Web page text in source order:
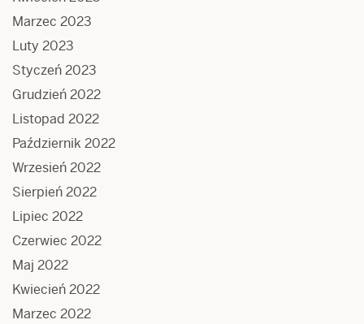
Marzec 2023
Luty 2023
Styczeń 2023
Grudzień 2022
Listopad 2022
Październik 2022
Wrzesień 2022
Sierpień 2022
Lipiec 2022
Czerwiec 2022
Maj 2022
Kwiecień 2022
Marzec 2022